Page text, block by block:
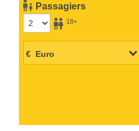
Passagiers
18+